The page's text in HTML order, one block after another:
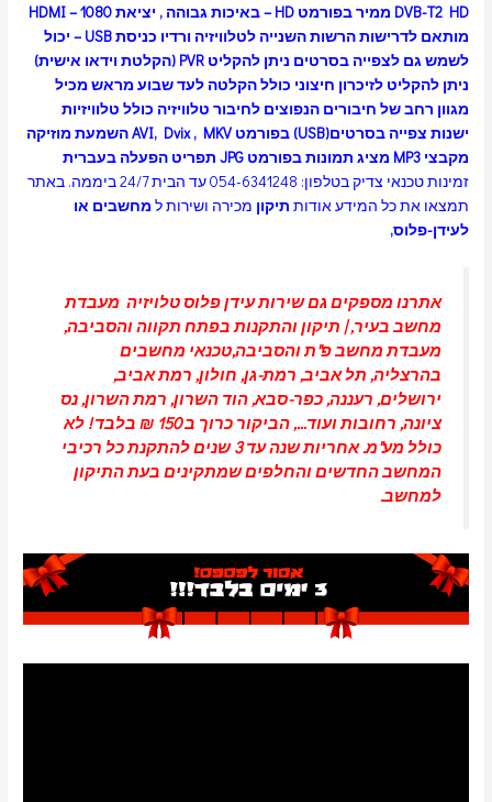
DVB-T2 HD ממיר בפורמט HD – באיכות גבוהה , יציאת HDMI – 1080
מותאם לדרישות הרשות השנייה לטלוויזיה ורדיו כניסת USB – יכול
לשמש גם לצפייה בסרטים ניתן להקליט PVR (הקלטת וידאו אישית)
ניתן להקליט לזיכרון חיצוני כולל הקלטה לעד שבוע מראש מכיל
מגוון רחב של חיבורים הנפוצים לחיבור טלוויזיה כולל טלוויזיות
ישנות צפייה בסרטים(USB) בפורמט AVI, Dvix , MKV השמעת מוזיקה
מקבצי MP3 מציג תמונות בפורמט JPG תפריט הפעלה בעברית
זמינות טכנאי צדיק בטלפון: 054-6341248 עד הבית 24/7 ביממה.
באתר
תמצאו את כל המידע אודות תיקון מכירה ושירות ל מחשבים או
לעידן-פלוס,
אתרנו מספקים גם שירות עידן פלוס טלויזיה מעבדת
מחשב בעיר, | תיקון והתקנות בפתח תקווה והסביבה,
מעבדת מחשב פ"ת והסביבה,טכנאי מחשבים
בהרצליה, תל אביב, רמת-גן, חולון, רמת אביב,
ירושלים, רעננה,כפר-סבא,הוד השרון, רמת השרון,נס
ציונה, רחובות
ועוד…, הביקור כרוך ב 150 ₪ בלבד ! לא
כולל מע"מ. אחריות שנה עד 3 שנים להתקנת כל רכיבי
המחשב החדשים והחלפים שמתקינים בעת התיקון
למחשב.